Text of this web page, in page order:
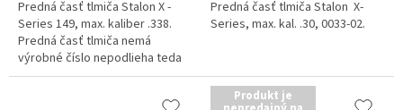
Predná časť tlmiča Stalon X -
Series 149, max. kaliber .338.
Predná časť tlmiča nemá
výrobné číslo nepodlieha teda
evidencii a na kúpu nie je
Predná časť tlmiča Stalon X-
Series, max. kal. .30, 0033-02.
Produkt je